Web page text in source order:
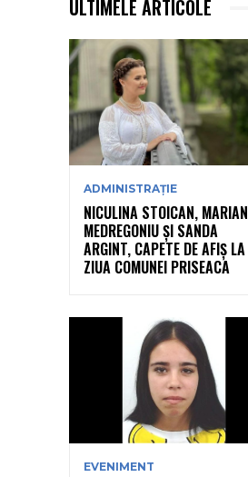
ULTIMELE ARTICOLE
ADMINISTRAȚIE
NICULINA STOICAN, MARIAN
MEDREGONIU ȘI SANDA
ARGINT, CAPETE DE AFIȘ LA
ZIUA COMUNEI PRISEACA
EVENIMENT